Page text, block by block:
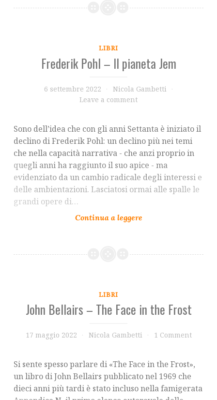
LIBRI
Frederik Pohl – Il pianeta Jem
6 settembre 2022
Nicola Gambetti
Leave a comment
Sono dell’idea che con gli anni Settanta è iniziato il
declino di Frederik Pohl: un declino più nei temi
che nella capacità narrativa - che anzi proprio in
quegli anni ha raggiunto il suo apice - ma
evidenziato da un cambio radicale degli interessi e
delle ambientazioni. Lasciatosi ormai alle spalle le
grandi opere di…
LIBRI
John Bellairs – The Face in the Frost
17 maggio 2022 Nicola Gambetti 1 Comment
Si sente spesso parlare di «The Face in the Frost»,
un libro di John Bellairs pubblicato nel 1969 che
dieci anni più tardi è stato incluso nella famigerata